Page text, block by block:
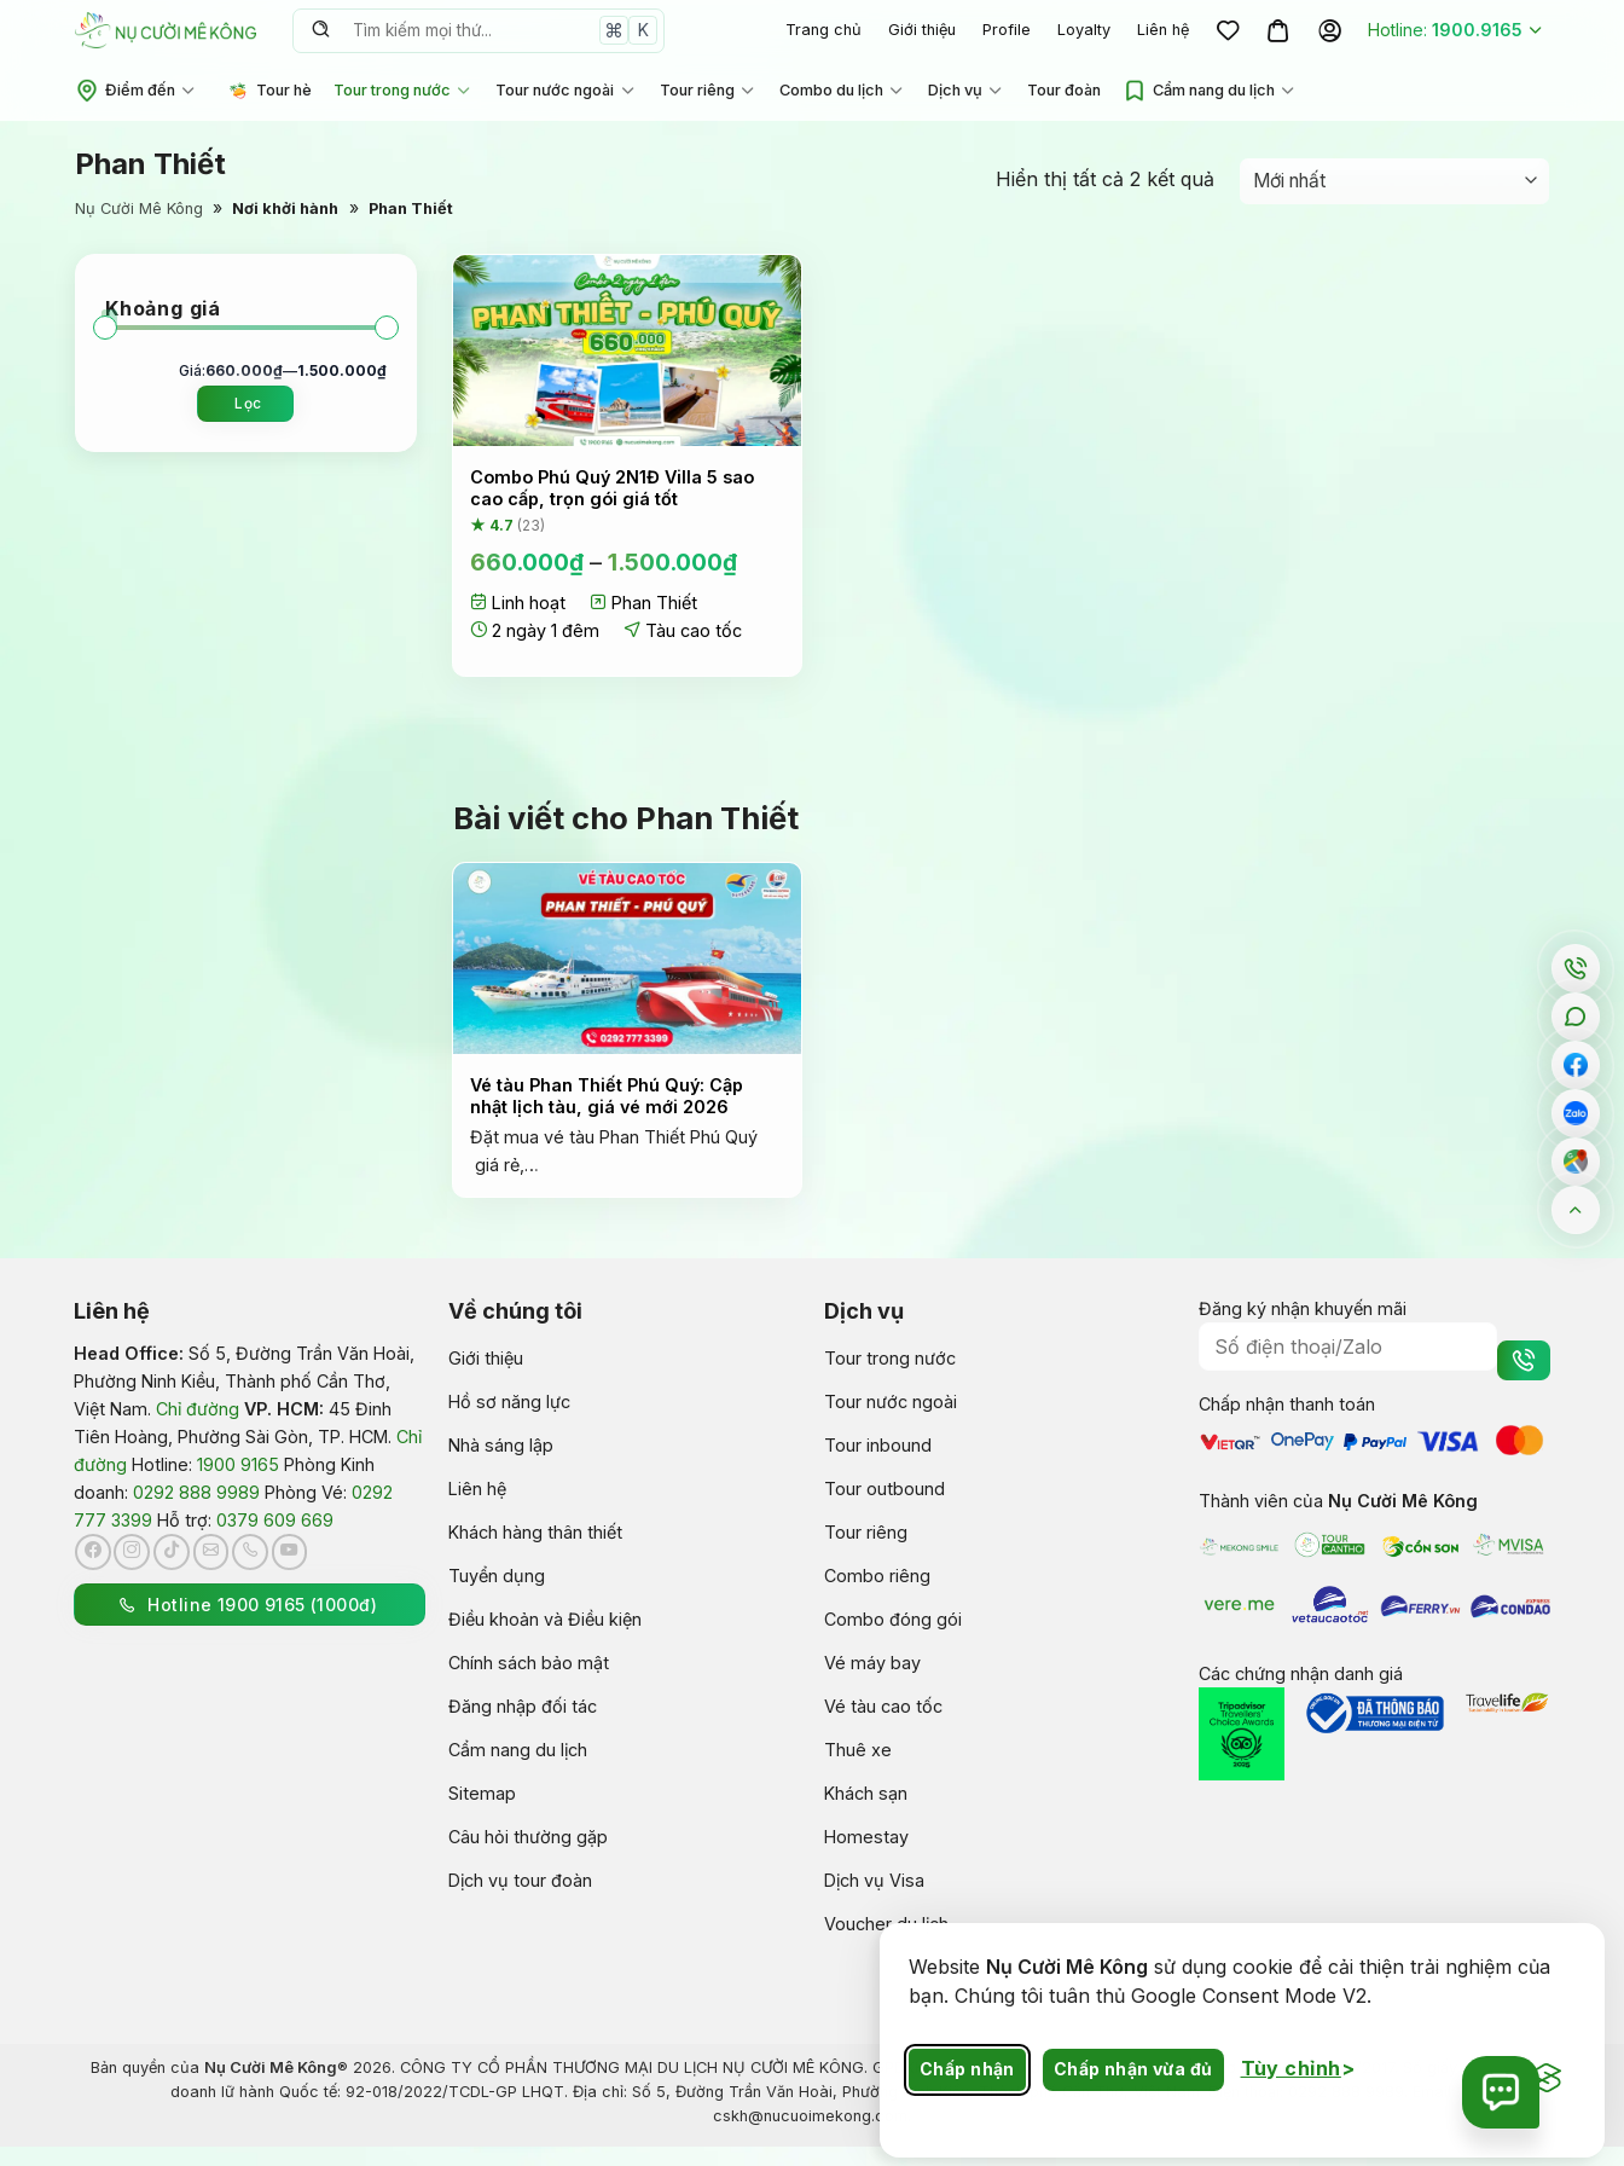
Website Nụ Cười Mê Kông sử dụng cookie để cải thiện trải nghiệm của
bạn. Chúng tôi tuân thủ Google Consent Mode V2.
Chấp nhận Chấp nhận vừa đủ Tùy chỉnh
Tìm
K Trang chủ Giới thiệu Profile Loyalty Liên hệ Hotline: 1900.9165
Điểm đến Tour hè Tour trong nước Tour nước ngoài Tour riêng Combo du lịch Dịch vụ Tour đoàn Cẩm nang du lịch
Phan Thiết
Nụ Cười Mê Kông » Nơi khởi hành » Phan Thiết
Hiển thị tất cả 2 kết quảĐược
Khoảng giá
nhất
nhất
Lọc
Giá:660.000₫—1.500.000₫
Combo Phú Quý 2N1Đ Villa 5 sao
cao cấp, trọn gói giá tốt
★ 4.7 (23)
660.000₫ –1.500.000₫
Linh hoạt
Phan Thiết
2 ngày 1 đêm
Tàu cao tốc
Bài viết cho Phan Thiết
Vé tàu Phan Thiết Phú Quý: Cập
nhật lịch tàu, giá vé mới 2026
Đặt mua vé tàu Phan Thiết Phú Quý
giá rẻ,…
Liên hệ
Head Office: Số 5, Đường Trần Văn Hoài,
Phường Ninh Kiều, Thành phố Cần Thơ,
Việt Nam. Chỉ đường VP. HCM: 45 Đinh
Tiên Hoàng, Phường Sài Gòn, TP. HCM. Chỉ
đường Hotline: 1900 9165 Phòng Kinh
doanh: 0292 888 9989 Phòng Vé: 0292
777 3399 Hỗ trợ: 0379 609 669
Hotline 1900 9165 (1000đ)
Về chúng tôi
Giới thiệu
Hồ sơ năng lực
Nhà sáng lập
Liên hệ
Khách hàng thân thiết
Tuyển dụng
Điều khoản và Điều kiện
Chính sách bảo mật
Đăng nhập đối tác
Cẩm nang du lịch
Sitemap
Câu hỏi thường gặp
Dịch vụ tour đoàn
Dịch vụ
Tour trong nước
Tour nước ngoài
Tour inbound
Tour outbound
Tour riêng
Combo riêng
Combo đóng gói
Vé máy bay
Vé tàu cao tốc
Thuê xe
Khách sạn
Homestay
Dịch vụ Visa
Voucher du lịch
Đăng ký nhận khuyến mãi
Chấp nhận thanh toán
Thành viên của Nụ Cười Mê Kông
Các chứng nhận danh giá
Bản quyền của Nụ Cười Mê Kông® 2026. CÔNG TY CỔ PHẦN THƯƠNG MẠI DU LỊCH NỤ CƯỜI MÊ KÔNG. GPDKKD: 1801511350 do sở KH & ĐT TP. Cần Thơ cấp ngày 24/01/2017. Số giấy phép kinh
doanh lữ hành Quốc tế: 92-018/2022/TCDL-GP LHQT. Địa chỉ: Số 5, Đường Trần Văn Hoài, Phường Ninh Kiều, Thành phố Cần Thơ, Việt Nam. Điện thoại: 0292 888 9989. Email:
cskh@nucuoimekong.com.